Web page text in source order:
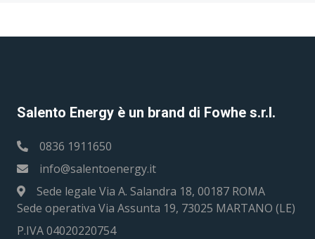
Salento Energy è un brand di Fowhe s.r.l.
0836 1911650
info@salentoenergy.it
Sede legale Via A. Salandra 18, 00187 ROMA
Sede operativa Via Assunta 19, 73025 MARTANO (LE)
P.IVA 04020220754